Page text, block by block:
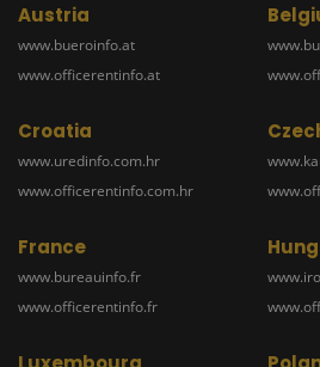
Austria
www.bueroinfo.at
www.officerentinfo.at
Croatia
www.uredinfo.com.hr
www.officerentinfo.com.hr
France
www.bureauinfo.fr
www.officerentinfo.fr